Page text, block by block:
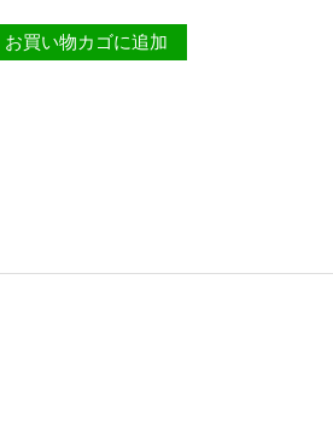
お買い物カゴに追加